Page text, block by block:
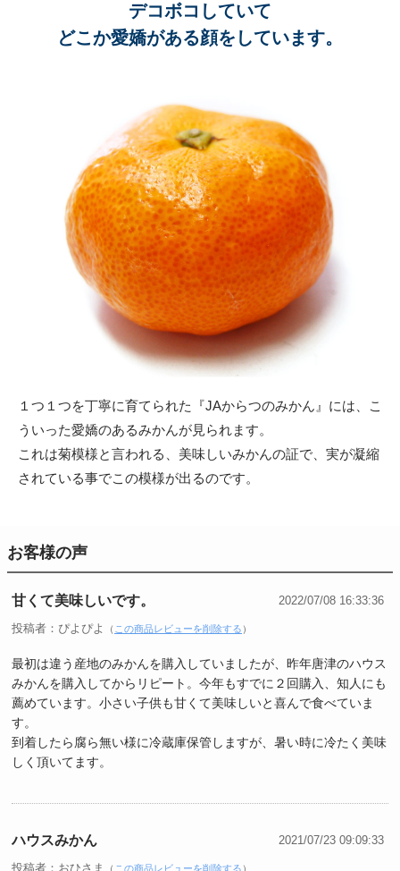
デコボコしていて
どこか愛嬌がある顔をしています。
１つ１つを丁寧に育てられた『JAからつのみかん』には、こ
ういった愛嬌のあるみかんが見られます。
これは菊模様と言われる、美味しいみかんの証で、実が凝縮
されている事でこの模様が出るのです。
お客様の声
甘くて美味しいです。 2022/07/08 16:33:36
投稿者：ぴよぴよ （ この商品レビューを削除する ）
最初は違う産地のみかんを購入していましたが、昨年唐津のハウス
みかんを購入してからリピート。今年もすでに２回購入、知人にも
薦めています。小さい子供も甘くて美味しいと喜んで食べていま
す。
到着したら腐ら無い様に冷蔵庫保管しますが、暑い時に冷たく美味
しく頂いてます。
ハウスみかん 2021/07/23 09:09:33
投稿者：おひさま （ この商品レビューを削除する ）